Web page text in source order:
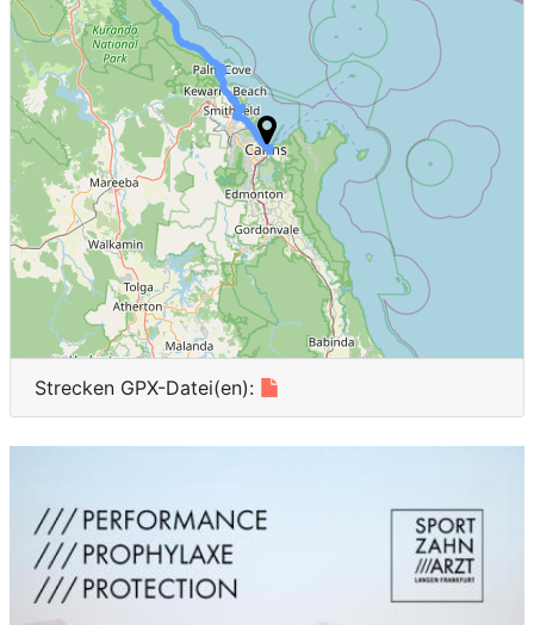
Guatemala
Egypt 1
Strecken GPX-Datei(en):